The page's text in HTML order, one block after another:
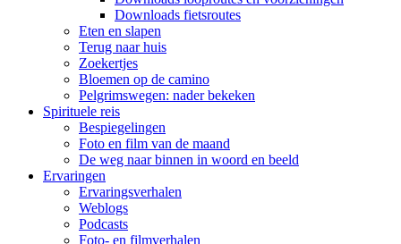
Downloads fietsroutes
Eten en slapen
Terug naar huis
Zoekertjes
Bloemen op de camino
Pelgrimswegen: nader bekeken
Spirituele reis
Bespiegelingen
Foto en film van de maand
De weg naar binnen in woord en beeld
Ervaringen
Ervaringsverhalen
Weblogs
Podcasts
Foto- en filmverhalen